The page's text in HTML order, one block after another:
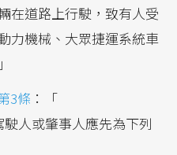
在道路上行駛，致有人受
力機械、大眾捷運系統車
3條 ：「
人或肇事人應先為下列